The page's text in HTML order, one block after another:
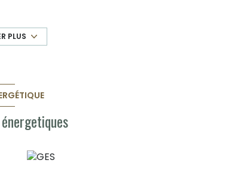
, une suite parentale avec dressing , une salle de
une seconde terrasse. Cette maison baignée
PLUS